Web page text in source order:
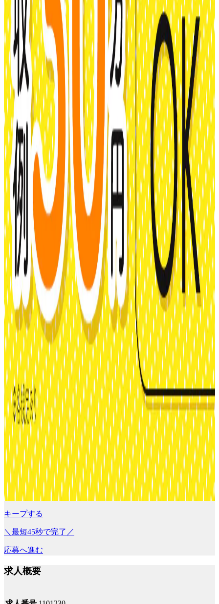
キープする
＼最短45秒で完了／
応募へ進む
求人概要